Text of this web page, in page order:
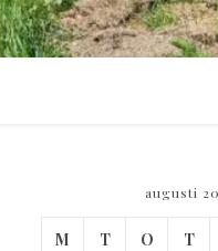
augusti
M T O T